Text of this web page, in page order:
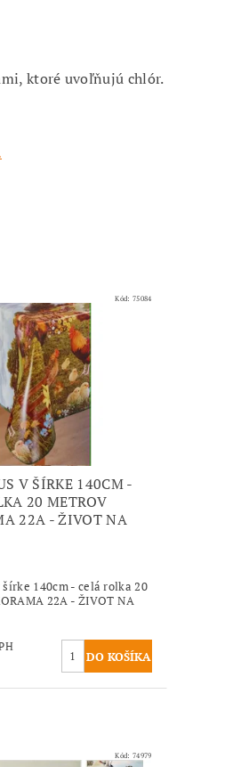
Kód:75084
V ŠÍRKE 140CM -
20 METROV
22A - ŽIVOT NA
šírke 140cm - celá rolka 20
22A - ŽIVOT NA
Kód:74979